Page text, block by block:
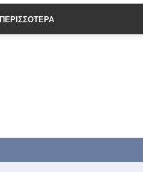
ΠΕΡΙΣΣΟΤΕΡΑ